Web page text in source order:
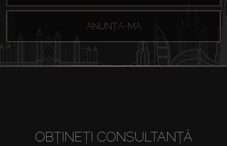
Închiriați
ANUNȚA-MA
OBȚINEȚI CONSULTANȚĂ